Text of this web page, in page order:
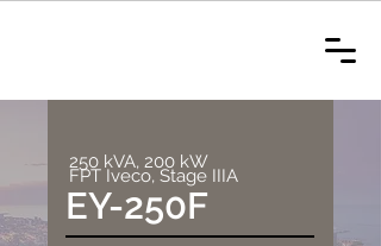
250 kVA, 200 kW
FPT Iveco, Stage IIIA
EY-250F